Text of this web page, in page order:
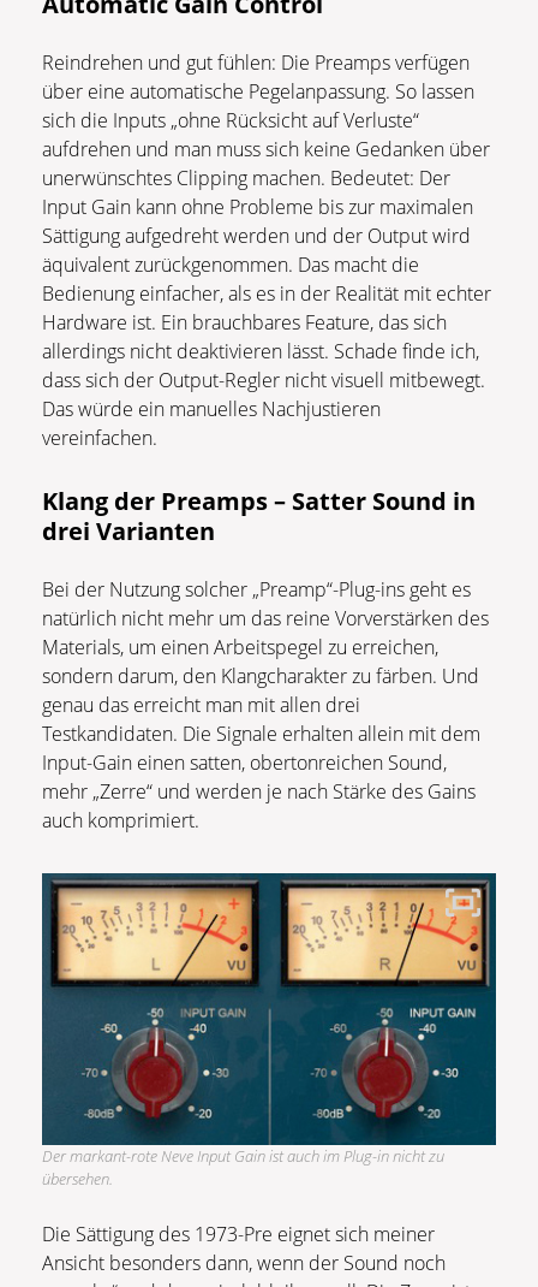
Reindrehen und gut fühlen: Die Preamps verfügen
über eine automatische Pegelanpassung. So lassen
sich die Inputs „ohne Rücksicht auf Verluste“
aufdrehen und man muss sich keine Gedanken über
unerwünschtes Clipping machen. Bedeutet: Der
Input Gain kann ohne Probleme bis zur maximalen
Sättigung aufgedreht werden und der Output wird
äquivalent zurückgenommen. Das macht die
Bedienung einfacher, als es in der Realität mit echter
Hardware ist. Ein brauchbares Feature, das sich
allerdings nicht deaktivieren lässt. Schade finde ich,
dass sich der Output-Regler nicht visuell mitbewegt.
Das würde ein manuelles Nachjustieren
vereinfachen.
Klang der Preamps – Satter Sound in
drei Varianten
Bei der Nutzung solcher „Preamp“-Plug-ins geht es
natürlich nicht mehr um das reine Vorverstärken des
Materials, um einen Arbeitspegel zu erreichen,
sondern darum, den Klangcharakter zu färben. Und
genau das erreicht man mit allen drei
Testkandidaten. Die Signale erhalten allein mit dem
Input-Gain einen satten, obertonreichen Sound,
mehr „Zerre“ und werden je nach Stärke des Gains
auch komprimiert.
Der markant-rote Neve Input Gain ist auch im Plug-in nicht zu
übersehen.
Die Sättigung des 1973-Pre eignet sich meiner
Ansicht besonders dann, wenn der Sound noch